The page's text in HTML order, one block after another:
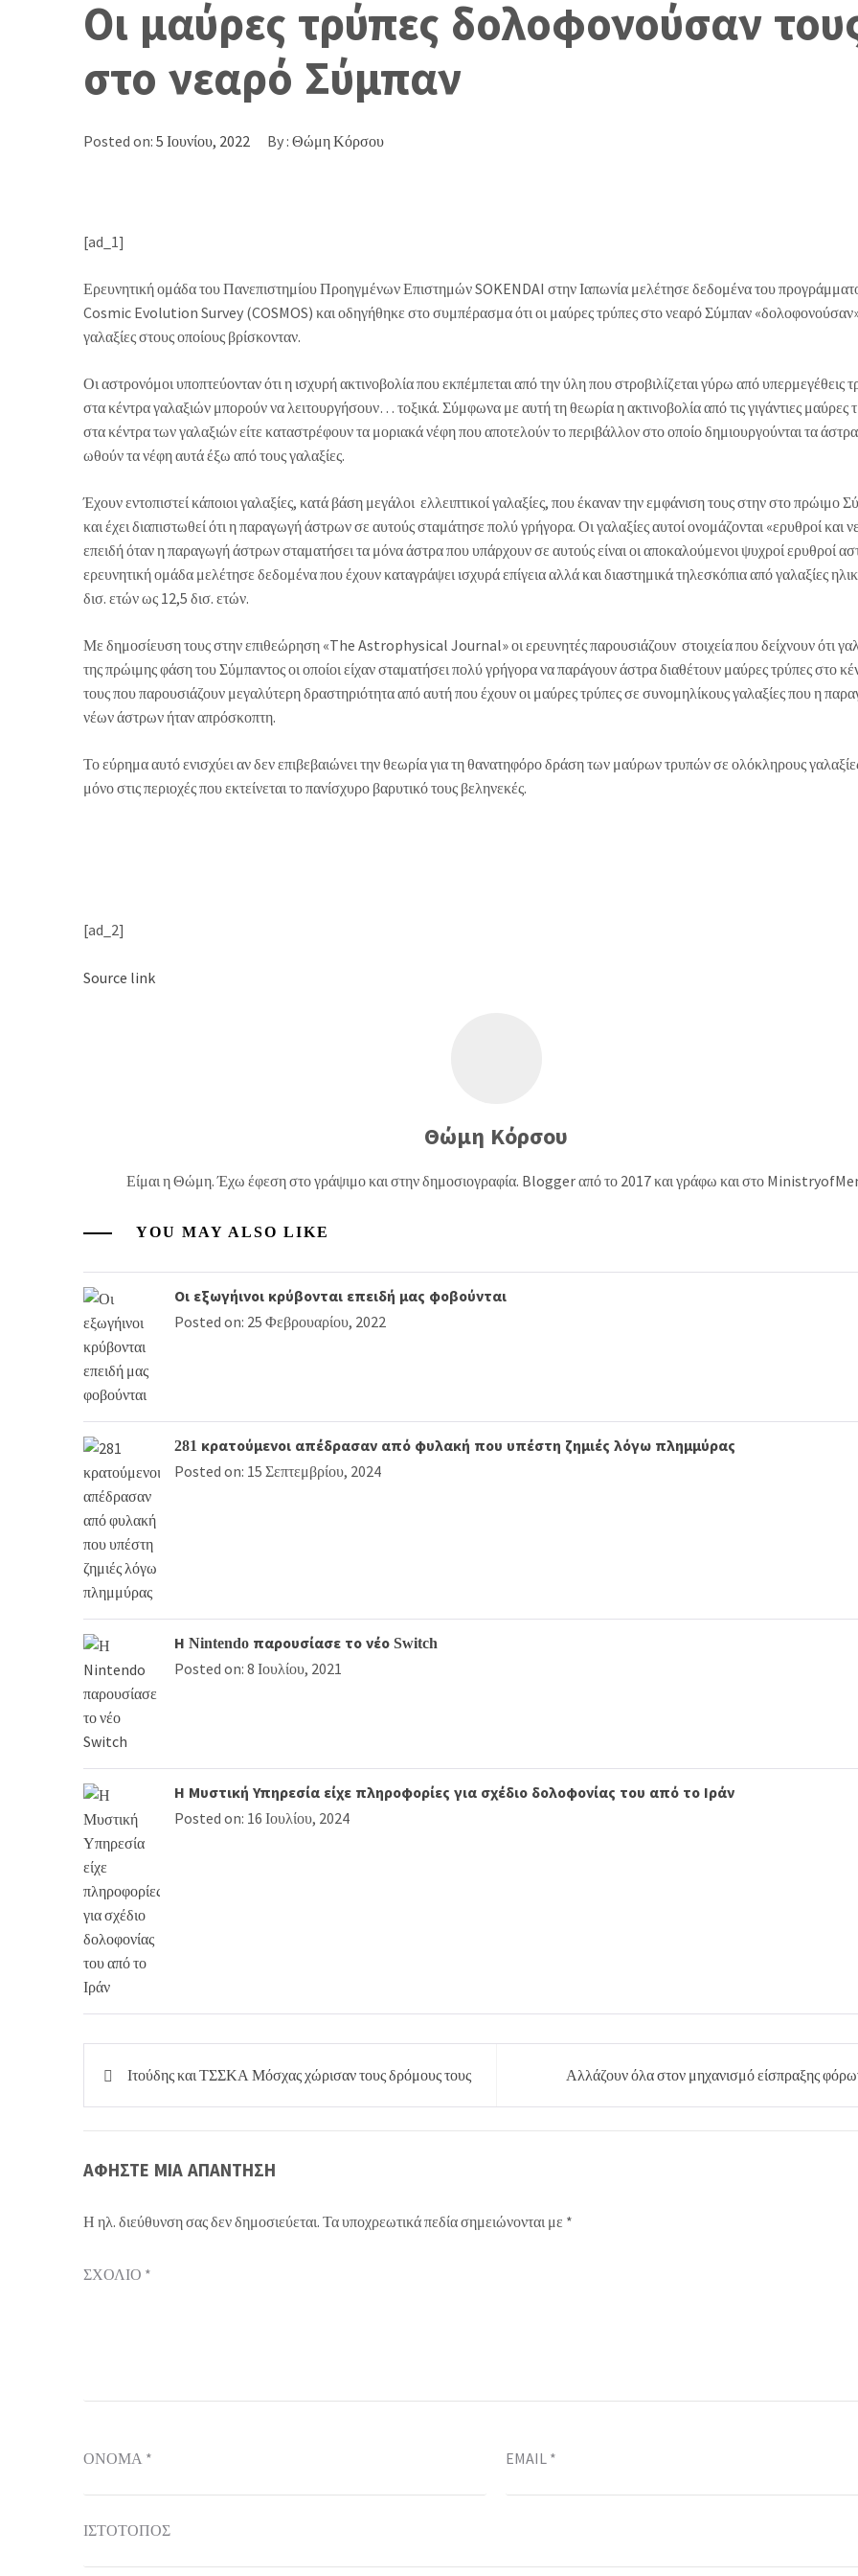
Οι μαύρες τρύπες δολοφονούσαν
στο νεαρό Σύμπαν
Posted on: 5 Ιουνίου, 2022 By : Θώμη Κόρσου
[ad_1]
Ερευνητική ομάδα του Πανεπιστημίου Προηγμένων Επιστημών SOKENDAI στην Ιαπωνία μελέτησε δεδομένα του
Cosmic Evolution Survey (COSMOS) και οδηγήθηκε στο συμπέρασμα ότι οι μαύρες τρύπες στο νεαρό Σύμπαν
γαλαξίες στους οποίους βρίσκονταν.
Οι αστρονόμοι υποπτεύονταν ότι η ισχυρή ακτινοβολία που εκπέμπεται από την ύλη που στροβιλίζεται γύρω από υπερμεγέθεις
στα κέντρα γαλαξιών μπορούν να λειτουργήσουν… τοξικά. Σύμφωνα με αυτή τη θεωρία η ακτινοβολία από τις γιγάντιες μαύρες
στα κέντρα των γαλαξιών είτε καταστρέφουν τα μοριακά νέφη που αποτελούν το περιβάλλον στο οποίο δημιουργούνται τα άστρα
ωθούν τα νέφη αυτά έξω από τους γαλαξίες.
Έχουν εντοπιστεί κάποιοι γαλαξίες, κατά βάση μεγάλοι ελλειπτικοί γαλαξίες, που έκαναν την εμφάνιση τους στην στο πρώιμο
και έχει διαπιστωθεί ότι η παραγωγή άστρων σε αυτούς σταμάτησε πολύ γρήγορα. Οι γαλαξίες αυτοί ονομάζονται «ερυθροί και
επειδή όταν η παραγωγή άστρων σταματήσει τα μόνα άστρα που υπάρχουν σε αυτούς είναι οι αποκαλούμενοι ψυχροί ερυθροί
ερευνητική ομάδα μελέτησε δεδομένα που έχουν καταγράψει ισχυρά επίγεια αλλά και διαστημικά τηλεσκόπια από γαλαξίες
δισ. ετών ως 12,5 δισ. ετών.
Με δημοσίευση τους στην επιθεώρηση «The Astrophysical Journal» οι ερευνητές παρουσιάζουν στοιχεία που δείχνουν ότι
της πρώιμης φάση του Σύμπαντος οι οποίοι είχαν σταματήσει πολύ γρήγορα να παράγουν άστρα διαθέτουν μαύρες τρύπες στο
τους που παρουσιάζουν μεγαλύτερη δραστηριότητα από αυτή που έχουν οι μαύρες τρύπες σε συνομηλίκους γαλαξίες που η
νέων άστρων ήταν απρόσκοπτη.
Το εύρημα αυτό ενισχύει αν δεν επιβεβαιώνει την θεωρία για τη θανατηφόρο δράση των μαύρων τρυπών σε ολόκληρους
μόνο στις περιοχές που εκτείνεται το πανίσχυρο βαρυτικό τους βεληνεκές.
[ad_2]
Source link
Θώμη Κόρσου
Είμαι η Θώμη. Έχω έφεση στο γράψιμο και στην δημοσιογραφία. Blogger από το 2017 και γράφω και στο
YOU MAY ALSO LIKE
Οι εξωγήινοι κρύβονται επειδή μας φοβούνται
Posted on: 25 Φεβρουαρίου, 2022
281 κρατούμενοι απέδρασαν από φυλακή που υπέστη ζημιές λόγω πλημμύρας
Posted on: 15 Σεπτεμβρίου, 2024
Η Nintendo παρουσίασε το νέο Switch
Posted on: 8 Ιουλίου, 2021
Η Μυστική Υπηρεσία είχε πληροφορίες για σχέδιο δολοφονίας του από το Ιράν
Posted on: 16 Ιουλίου, 2024
Πλοήγηση
Ιτούδης και ΤΣΣΚΑ Μόσχας χώρισαν τους δρόμους τους Αλλάζουν όλα στον μηχανισμό είσπραξης
ΑΦΉΣΤΕ ΜΙΑ ΑΠΆΝΤΗΣΗ
Η ηλ. διεύθυνση σας δεν δημοσιεύεται. Τα υποχρεωτικά πεδία σημειώνονται με *
ΣΧΌΛΙΟ *
ΌΝΟΜΑ * EMAIL *
ΙΣΤΌΤΟΠΟΣ